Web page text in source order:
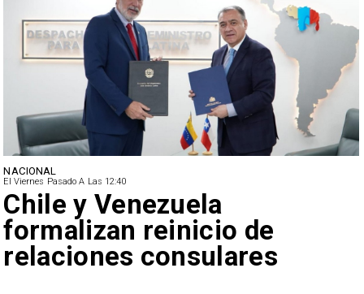
NACIONAL
El Viernes Pasado A Las 12:40
Feriantes rechazan dichos
de Camila Flores sobre
Fabiola Campillai